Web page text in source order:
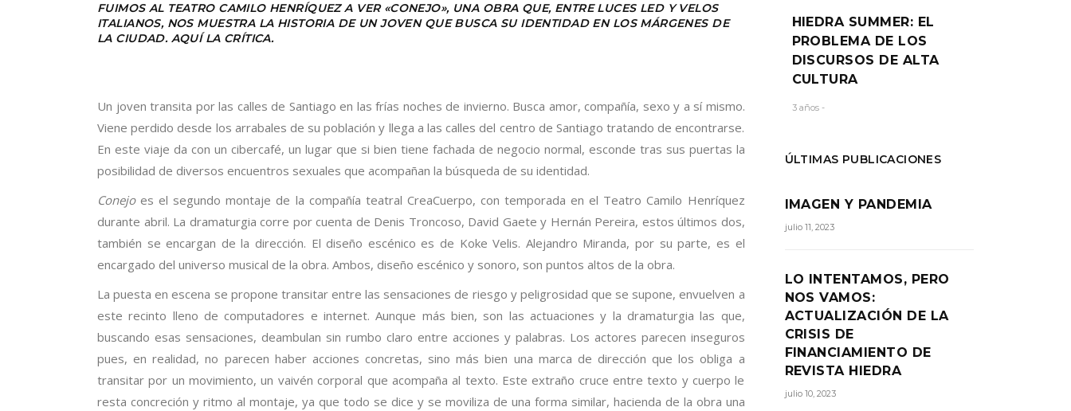
FUIMOS AL TEATRO CAMILO HENRÍQUEZ A VER «CONEJO», UNA OBRA QUE, ENTRE LUCES LED Y VELOS
ITALIANOS, NOS MUESTRA LA HISTORIA DE UN JOVEN QUE BUSCA SU IDENTIDAD EN LOS MÁRGENES DE
LA CIUDAD. AQUÍ LA CRÍTICA.
Un joven transita por las calles de Santiago en las frías noches de invierno. Busca amor, compañía, sexo y a sí mismo.
Viene perdido desde los arrabales de su población y llega a las calles del centro de Santiago tratando de encontrarse.
En este viaje da con un cibercafé, un lugar que si bien tiene fachada de negocio normal, esconde tras sus puertas la
posibilidad de diversos encuentros sexuales que acompañan la búsqueda de su identidad.
Conejoes el segundo montaje de la compañía teatral CreaCuerpo, con temporada en el Teatro Camilo Henríquez
durante abril. La dramaturgia corre por cuenta de Denis Troncoso, David Gaete y Hernán Pereira, estos últimos dos,
también se encargan de la dirección. El diseño escénico es de Koke Velis. Alejandro Miranda, por su parte, es el
encargado del universo musical de la obra. Ambos, diseño escénico y sonoro, son puntos altos de la obra.
La puesta en escena se propone transitar entre las sensaciones de riesgo y peligrosidad que se supone, envuelven a
este recinto lleno de computadores e internet. Aunque más bien, son las actuaciones y la dramaturgia las que,
buscando esas sensaciones, deambulan sin rumbo claro entre acciones y palabras. Los actores parecen inseguros
pues, en realidad, no parecen haber acciones concretas, sino más bien una marca de dirección que los obliga a
transitar por un movimiento, un vaivén corporal que acompaña al texto. Este extraño cruce entre texto y cuerpo le
resta concreción y ritmo al montaje, ya que todo se dice y se moviliza de una forma similar, hacienda de la obra una
HIEDRA SUMMER: EL
PROBLEMA DE LOS
DISCURSOS DE ALTA
CULTURA
3 años -
ÚLTIMAS PUBLICACIONES
IMAGEN Y PANDEMIA
julio 11, 2023
LO INTENTAMOS, PERO
NOS VAMOS:
ACTUALIZACIÓN DE LA
CRISIS DE
FINANCIAMIENTO DE
REVISTA HIEDRA
julio 10, 2023